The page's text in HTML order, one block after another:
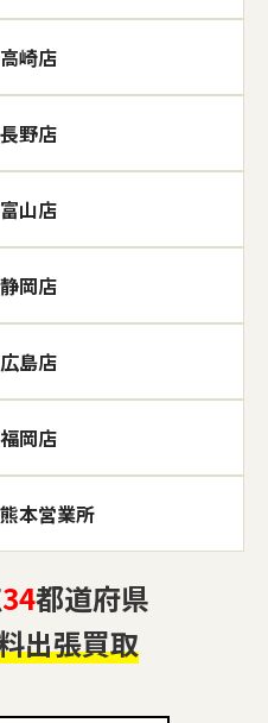
崎店
野店
山店
岡店
島店
岡店
熊本営業所
34都道府県
出張買取